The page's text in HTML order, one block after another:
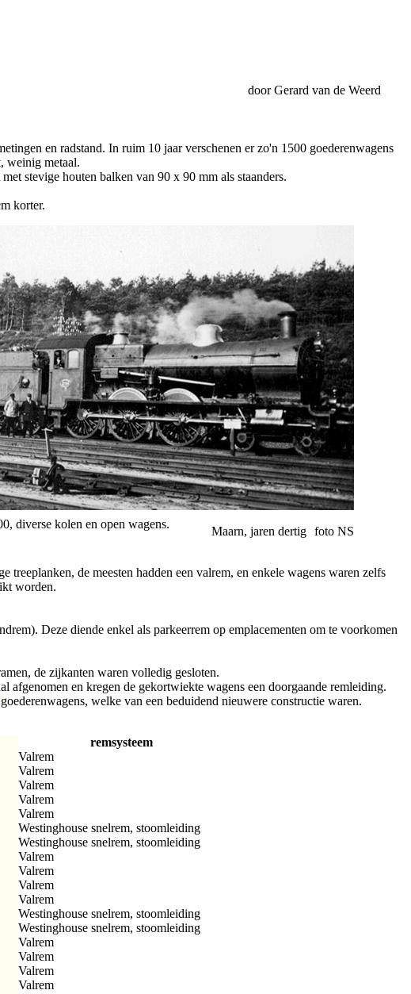
door Gerard van de Weerd
en radstand. In ruim 10 jaar verschenen er zo'n 1500 goederenwagens
weinig metaal.
stevige houten balken van 90 x 90 mm als staanders.
korter.
diverse kolen en open wagens.
Maarn, jaren dertig foto NS
de meesten hadden een valrem, en enkele wagens waren zelfs
worden.
Deze diende enkel als parkeerrem op emplacementen om te voorkomen
de zijkanten waren volledig gesloten.
afgenomen en kregen de gekortwiekte wagens een doorgaande remleiding.
goederenwagens, welke van een beduidend nieuwere constructie waren.
remsysteem
Valrem
Valrem
Valrem
Valrem
Valrem
Westinghouse snelrem, stoomleiding
Westinghouse snelrem, stoomleiding
Valrem
Valrem
Valrem
Valrem
Westinghouse snelrem, stoomleiding
Westinghouse snelrem, stoomleiding
Valrem
Valrem
Valrem
Valrem